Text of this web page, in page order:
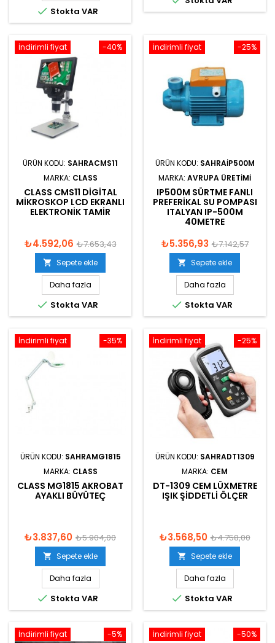
 Stokta VAR
-40%
İndirimli fiyat
ÜRÜN KODU: SAHRACMS11
MARKA: CLASS
CLASS CMS11 DIGITAL
MIKROSKOP LCD EKRANLI
ELEKTRONIK TAMIR
₺4.592,06 ₺7.653,43
 Sepete ekle
Daha fazla
 Stokta VAR
-25%
İndirimli fiyat
ÜRÜN KODU: SAHRAIP500M
MARKA: AVRUPA ÜRETIMI
IP500M SÜRTME FANLI
PREFERIKAL SU POMPASI
ITALYAN IP-500M
40METRE
₺5.356,93 ₺7.142,57
 Sepete ekle
Daha fazla
 Stokta VAR
-35%
İndirimli fiyat
ÜRÜN KODU: SAHRAMG1815
MARKA: CLASS
CLASS MG1815 AKROBAT
AYAKLI BÜYÜTEÇ
₺3.837,60 ₺5.904,00
 Sepete ekle
Daha fazla
 Stokta VAR
-25%
İndirimli fiyat
ÜRÜN KODU: SAHRADT1309
MARKA: CEM
DT-1309 CEM LÜXMETRE
IŞIK ŞIDDETLI ÖLÇER
₺3.568,50 ₺4.758,00
 Sepete ekle
Daha fazla
 Stokta VAR
-5%
İndirimli fiyat -50%
İndirimli fiyat